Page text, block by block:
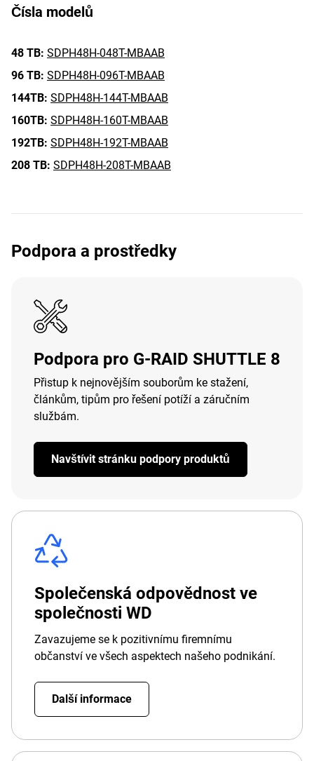
Čísla modelů
48 TB: SDPH48H-048T-MBAAB
96 TB: SDPH48H-096T-MBAAB
144TB: SDPH48H-144T-MBAAB
160TB: SDPH48H-160T-MBAAB
192TB: SDPH48H-192T-MBAAB
208 TB: SDPH48H-208T-MBAAB
Podpora a prostředky
Podpora pro G-RAID SHUTTLE 8
Přistup k nejnovějším souborům ke stažení,
článkům, tipům pro řešení potíží a záručním
službám.
Navštívit stránku podpory produktů
Společenská odpovědnost ve
společnosti WD
Zavazujeme se k pozitivnímu firemnímu
občanství ve všech aspektech našeho podnikání.
Další informace